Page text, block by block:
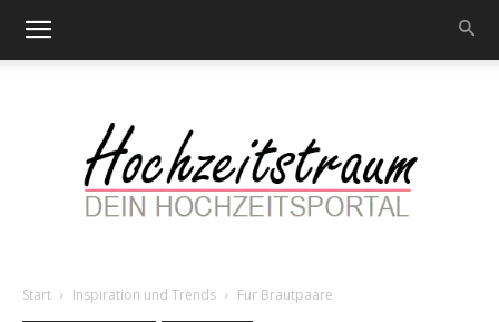
Start Inspiration und Trends Für Brautpaare